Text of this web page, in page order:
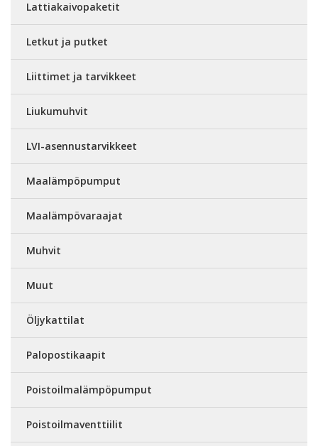
Lattiakaivopaketit
Letkut ja putket
Liittimet ja tarvikkeet
Liukumuhvit
LVI-asennustarvikkeet
Maalämpöpumput
Maalämpövaraajat
Muhvit
Muut
Öljykattilat
Palopostikaapit
Poistoilmalämpöpumput
Poistoilmaventtiilit